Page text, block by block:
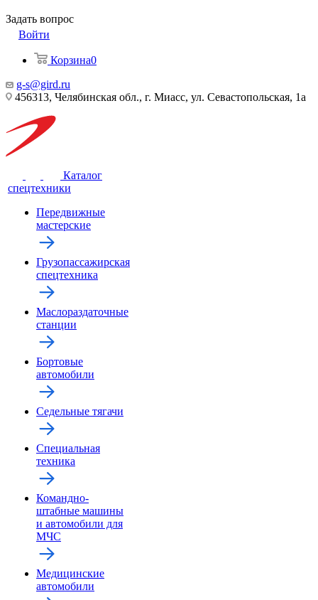
Задать вопрос
Войти
Корзина0
g-s@gird.ru
456313, Челябинская обл., г. Миасс, ул. Севастопольская, 1а
Каталог
спецтехники
Передвижные
мастерские
Грузопассажирская
спецтехника
Маслораздаточные
станции
Бортовые
автомобили
Седельные тягачи
Специальная
техника
Командно-
штабные машины
и автомобили для
МЧС
Медицинские
автомобили